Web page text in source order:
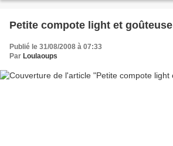
Petite compote light et goûteuse
Publié le 31/08/2008 à 07:33
Par Loulaoups